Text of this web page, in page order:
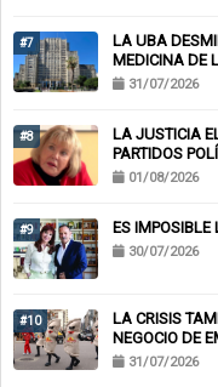
#7
LA UBA
MEDICINA DE
31/07/2026
#8
LA JUSTICIA
PARTIDOS
01/08/2026
#9 ES IMPOSIBLE
30/07/2026
#10
LA CRISIS
NEGOCIO DE
CHEQUES
31/07/2026